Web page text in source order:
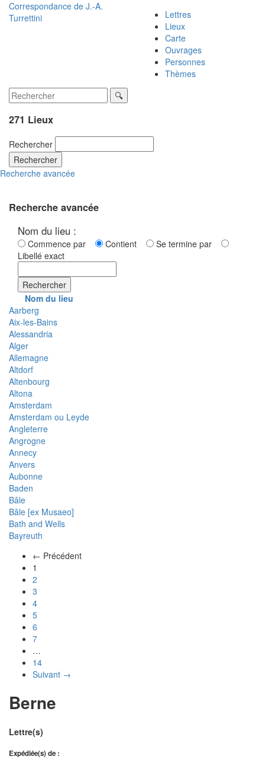
Correspondance de J.-A.
Turrettini
Lettres
Lieux
Carte
Ouvrages
Personnes
Thèmes
271 Lieux
Rechercher
Rechercher
Recherche avancée
Recherche avancée
Nom du lieu :
Commence par Contient
Se termine par
Libellé exact
Rechercher
Nom du lieu
Aarberg
Aix-les-Bains
Alessandria
Alger
Allemagne
Altdorf
Altenbourg
Altona
Amsterdam
Amsterdam ou Leyde
Angleterre
Angrogne
Annecy
Anvers
Aubonne
Baden
Bâle
Bâle [ex Musaeo]
Bath and Wells
Bayreuth
← Précédent
1
2
3
4
5
6
7
…
14
Suivant →
Berne
Lettre(s)
Expédiée(s) de :